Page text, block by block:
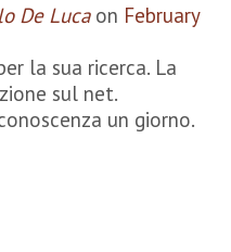
De Lucaon February
la sua ricerca. La
sul net.
un giorno.